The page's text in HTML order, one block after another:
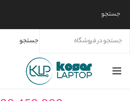
جستجو
جستجو
باتری لپتاپ ایسوس Battery Asus X550 Linus